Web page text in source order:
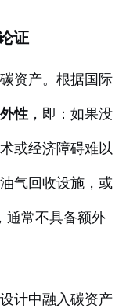
证
资产。根据国际
性，即：如果没
或经济障碍难以
气回收设施，或
通常不具备额外
计中融入碳资产